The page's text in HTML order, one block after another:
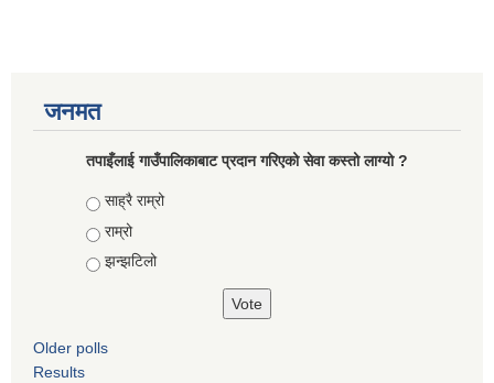
जनमत
तपाइँलाई गाउँपालिकाबाट प्रदान गरिएको सेवा कस्तो लाग्यो ?
Choices
साह्रै राम्रो
राम्रो
झन्झटिलो
Older polls
Results